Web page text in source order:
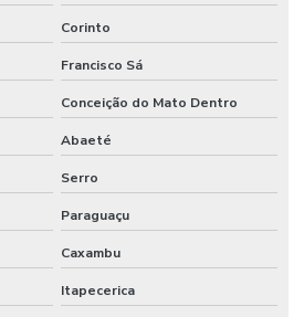
Corinto
Francisco Sá
Conceição do Mato Dentro
Abaeté
Serro
Paraguaçu
Caxambu
Itapecerica